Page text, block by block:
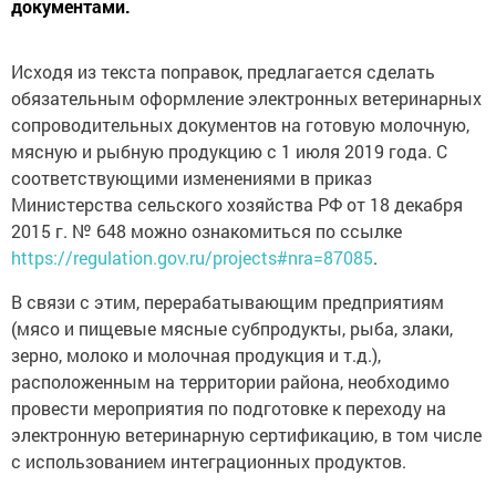
документами.
Исходя из текста поправок, предлагается сделать
обязательным оформление электронных ветеринарных
сопроводительных документов на готовую молочную,
мясную и рыбную продукцию с 1 июля 2019 года. С
соответствующими изменениями в приказ
Министерства сельского хозяйства РФ от 18 декабря
2015 г. № 648 можно ознакомиться по ссылке
https://regulation.gov.ru/projects#nra=87085.
В связи с этим, перерабатывающим предприятиям
(мясо и пищевые мясные субпродукты, рыба, злаки,
зерно, молоко и молочная продукция и т.д.),
расположенным на территории района, необходимо
провести мероприятия по подготовке к переходу на
электронную ветеринарную сертификацию, в том числе
с использованием интеграционных продуктов.